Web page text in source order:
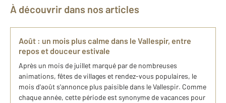
À découvrir dans nos articles
Août : un mois plus calme dans le Vallespir, entre
repos et douceur estivale
Après un mois de juillet marqué par de nombreuses
animations, fêtes de villages et rendez-vous populaires, le
mois d'août s'annonce plus paisible dans le Vallespir. Comme
chaque année, cette période est synonyme de vacances pour